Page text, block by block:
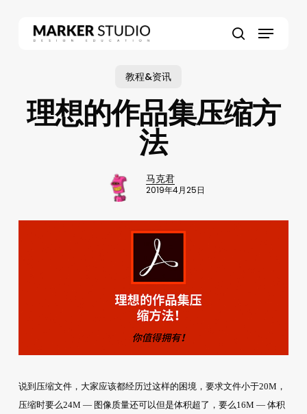
Menu
教程&资讯
理想的作品集压缩方
法
马克君
2019年4月25日
说到压缩文件，大家应该都经历过这样的困境，要求文件小于20M，
压缩时要么24M — 图像质量还可以但是体积超了，要么16M — 体积